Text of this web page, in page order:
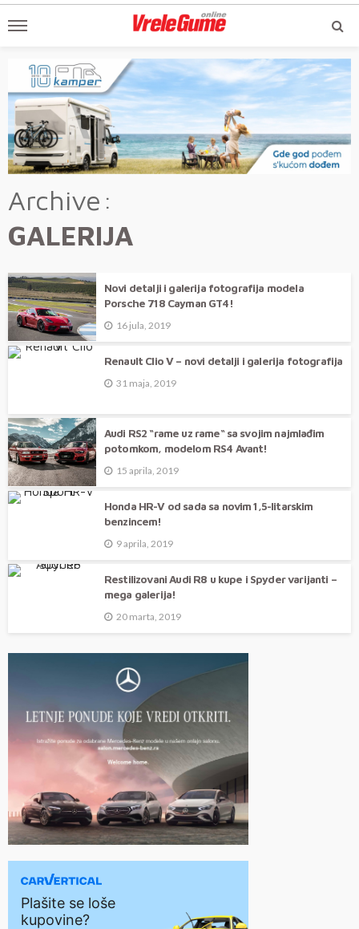
Archive
GALERIJA
Novi detalji i galerija fotografija modela
Porsche 718 Cayman GT4!
16 jula, 2019
Renault Clio V – novi detalji i galerija fotografija
31 maja, 2019
Audi RS2 “rame uz rame“ sa svojim najmlađim
potomkom, modelom RS4 Avant!
15 aprila, 2019
Honda HR-V od sada sa novim 1,5-litarskim
benzincem!
9 aprila, 2019
Restilizovani Audi R8 u kupe i Spyder varijanti –
mega galerija!
20 marta, 2019